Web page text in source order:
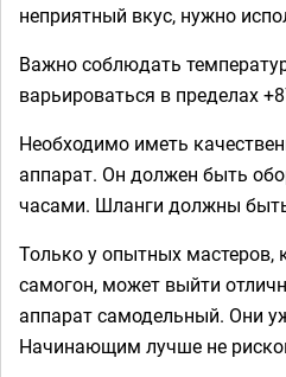
неприятный вкус, нужно
Важно соблюдать
варьироваться в пределах
Необходимо иметь
аппарат. Он должен быть
часами. Шланги должны
Только у опытных мастеров,
самогон, может выйти
аппарат самодельный. Они
Начинающим лучше не